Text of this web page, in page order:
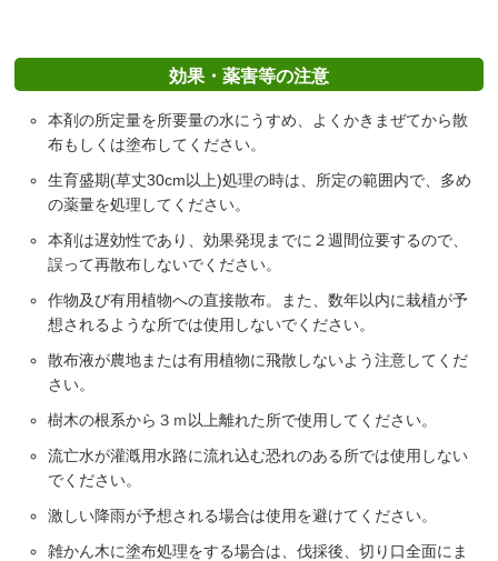
効果・薬害等の注意
本剤の所定量を所要量の水にうすめ、よくかきまぜてから散
布もしくは塗布してください。
生育盛期(草丈30cm以上)処理の時は、所定の範囲内で、多め
の薬量を処理してください。
本剤は遅効性であり、効果発現までに２週間位要するので、
誤って再散布しないでください。
作物及び有用植物への直接散布。また、数年以内に栽植が予
想されるような所では使用しないでください。
散布液が農地または有用植物に飛散しないよう注意してくだ
さい。
樹木の根系から３ｍ以上離れた所で使用してください。
流亡水が灌漑用水路に流れ込む恐れのある所では使用しない
でください。
激しい降雨が予想される場合は使用を避けてください。
雑かん木に塗布処理をする場合は、伐採後、切り口全面にま